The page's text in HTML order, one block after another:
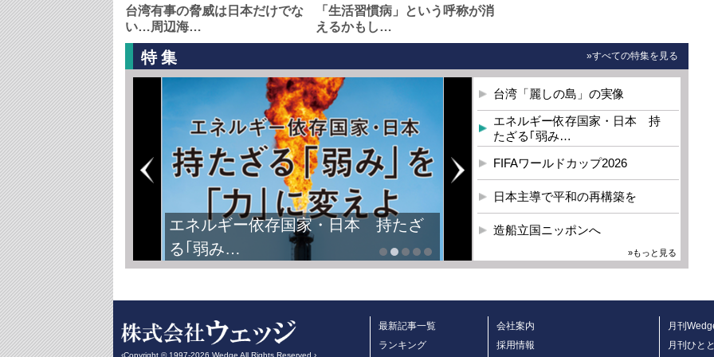
台湾有事の脅威は日本だけでな
い…周辺海…
「生活習慣病」という呼称が消
えるかもし…
特集 »すべての特集を見る
エネルギー依存国家・日本 持たざ
る｢弱み…
台湾「麗しの島」の実像
エネルギー依存国家・日本 持
たざる｢弱み…
FIFAワールドカップ2026
日本主導で平和の再構築を
造船立国ニッポンへ
»もっと見る
‹Copyright © 1997-2026 Wedge All Rights Reserved.›
最新記事一覧
ランキング
会社案内
採用情報
月刊
月刊ひと